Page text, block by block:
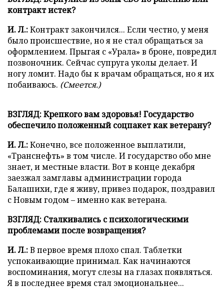
контракт истек?
И. Л.:Контракт закончился... Если честно, у меня
было происшествие, но я не стал обращаться за
оформлением. Прыгая с «Урала» в броне, повредил
позвоночник. Сейчас супруга уколы делает. И
ногу ломит. Надо бы к врачам обращаться, но я их
побаиваюсь. (Смеется.)
ВЗГЛЯД: Крепкого вам здоровья! Государство
обеспечило положенный соцпакет как ветерану?
И. Л.:Конечно, все положенное выплатили,
«Транснефть» в том числе. И государство обо мне
знает, и местные власти. Вот в конце декабря
заезжал замглавы администрации города
Балашихи, где я живу, привез подарок, поздравил
с Новым годом – именно как ветерана.
ВЗГЛЯД: Сталкивались с психологическими
проблемами после возвращения?
И. Л.:В первое время плохо спал. Таблетки
успокаивающие принимал. Как начинаются
воспоминания, могут слезы на глазах появляться.
Я в последнее время стал эмоциональнее...